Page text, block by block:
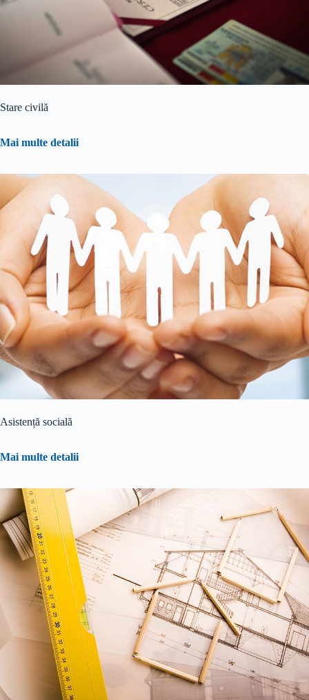
Stare civilă
Mai multe detalii
Asistență socială
Mai multe detalii